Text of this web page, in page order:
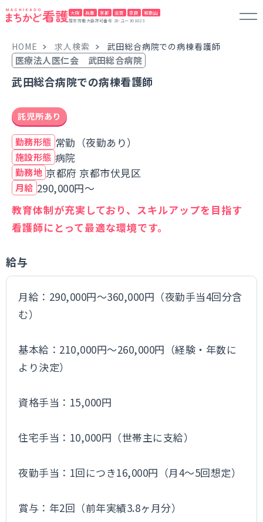
大阪 兵庫 京都 滋賀 奈良 和歌山
厚生労働大臣許可番号 28-ユー301023
HOME 求人検索 武田総合病院での病棟看護師
医療法人医仁会 武田総合病院
武田総合病院での病棟看護師
託児所あり
勤務形態 常勤（夜勤あり）
施設形態 病院
勤務地 京都府 京都市伏見区
月給 290,000円～
教育体制が充実しており、スキルアップを目指す
看護師にとって最適な環境です。
給与
月給：290,000円～360,000円（夜勤手当4回分含
む）
基本給：210,000円～260,000円（経験・年数に
より決定）
資格手当：15,000円
住宅手当：10,000円（世帯主に支給）
夜勤手当：1回につき16,000円（月4～5回想定）
賞与：年2回（前年実績3.8ヶ月分）